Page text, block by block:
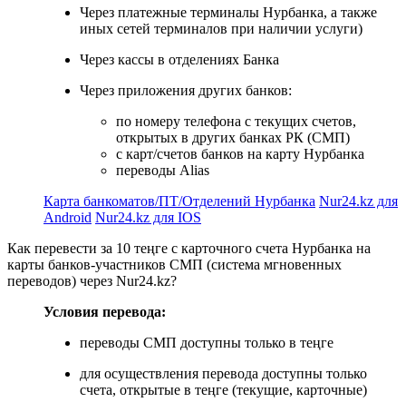
Через платежные терминалы Нурбанка, а также
иных сетей терминалов при наличии услуги)
Через кассы в отделениях Банка
Через приложения других банков:
по номеру телефона с текущих счетов,
открытых в других банках РК (СМП)
с карт/счетов банков на карту Нурбанка
переводы Alias
Карта банкоматов/ПТ/Отделений Нурбанка Nur24.kz для
Android Nur24.kz для IOS
Как перевести за 10 теңге с карточного счета Нурбанка на
карты банков-участников СМП (система мгновенных
переводов) через Nur24.kz?
Условия перевода:
переводы СМП доступны только в теңге
для осуществления перевода доступны только
счета, открытые в теңге (текущие, карточные)